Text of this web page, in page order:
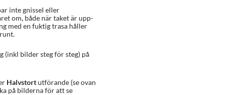
inte gnissel eller
om, både när taket är upp-
med en fuktig trasa håller
(inkl bilder steg för steg) på
Halvstortutförande (se ovan
på bilderna för att se